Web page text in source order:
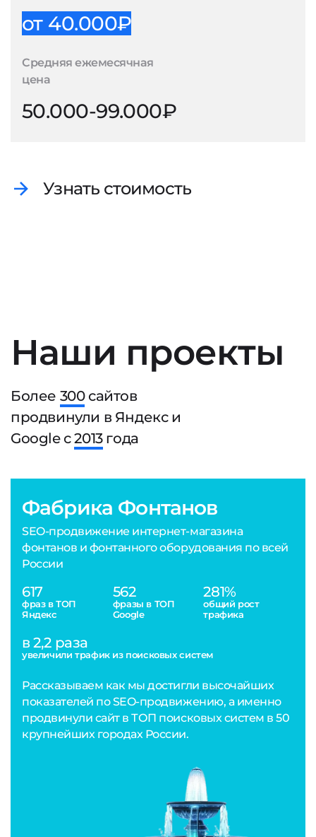
от 40.000₽
Средняя ежемесячная
цена
50.000-99.000₽
Узнать стоимость
Наши проекты
Более 300сайтов
продвинули в Яндекс и
Google с2013года
Фабрика Фонтанов
SEO-продвижение интернет-магазина
фонтанов и фонтанного оборудования по всей
России
617
фраз в ТОП
Яндекс
562
фразы в ТОП
Google
281%
общий рост
трафика
в 2,2 раза
увеличили трафик из поисковых систем
Рассказываем как мы достигли высочайших
показателей по SEO-продвижению, а именно
продвинули сайт в ТОП поисковых систем в 50
крупнейших городах России.